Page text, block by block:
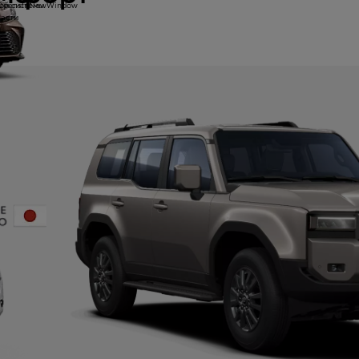
системы
на предыдущую страницу